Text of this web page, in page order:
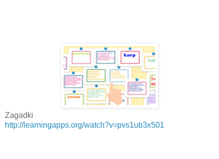
Zagadki
http://learningapps.org/watch?v=pvs1ub3x501